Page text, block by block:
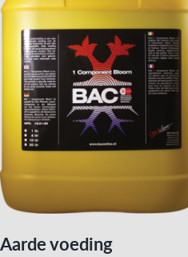
Aarde voeding